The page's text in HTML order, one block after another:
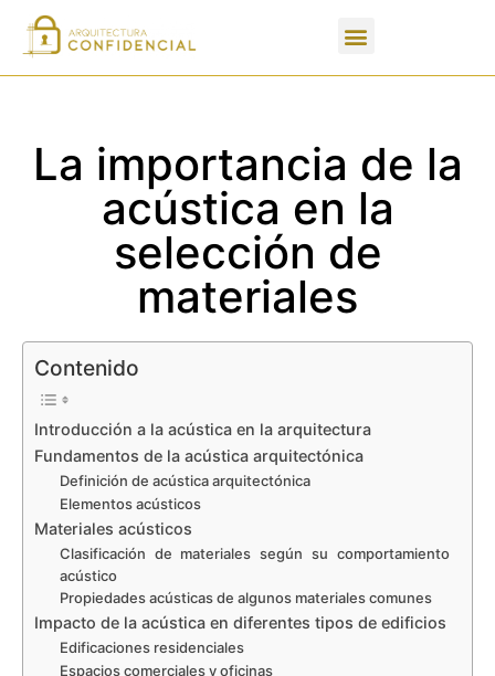
La importancia de la
acústica en la
selección de
materiales
Contenido
Introducción a la acústica en la arquitectura
Fundamentos de la acústica arquitectónica
Definición de acústica arquitectónica
Elementos acústicos
Materiales acústicos
Clasificación de materiales según su comportamiento
acústico
Propiedades acústicas de algunos materiales comunes
Impacto de la acústica en diferentes tipos de edificios
Edificaciones residenciales
Espacios comerciales y oficinas